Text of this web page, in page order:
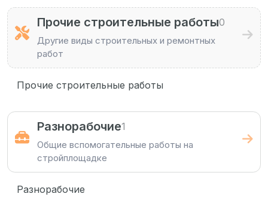
Прочие строительные работы0
Другие виды строительных и ремонтных
работ
Прочие строительные работы
Разнорабочие1
Общие вспомогательные работы на
стройплощадке
Разнорабочие